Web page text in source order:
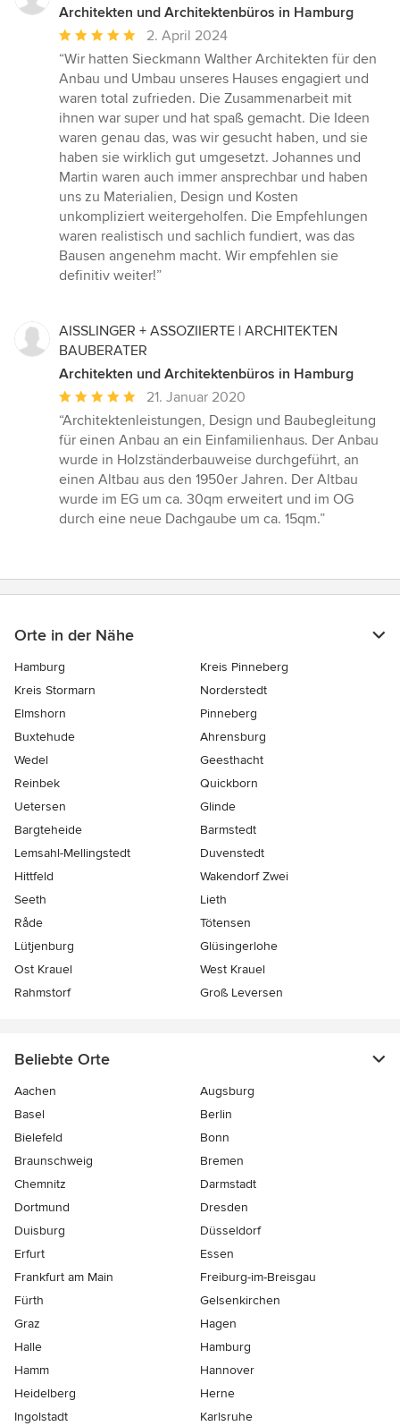
Architekten und Architektenbüros in Hamburg
Durchschnittliche
Bewertung:
5
von
5
Sternen
2. April 2024
“Wir hatten Sieckmann Walther Architekten für den
Anbau und Umbau unseres Hauses engagiert und
waren total zufrieden. Die Zusammenarbeit mit
ihnen war super und hat spaß gemacht. Die Ideen
waren genau das, was wir gesucht haben, und sie
haben sie wirklich gut umgesetzt. Johannes und
Martin waren auch immer ansprechbar und haben
uns zu Materialien, Design und Kosten
unkompliziert weitergeholfen. Die Empfehlungen
waren realistisch und sachlich fundiert, was das
Bausen angenehm macht. Wir empfehlen sie
definitiv weiter!”
AISSLINGER + ASSOZIIERTE | ARCHITEKTEN
BAUBERATER
Architekten und Architektenbüros in Hamburg
Durchschnittliche
Bewertung:
5
von
5
Sternen
21. Januar 2020
“Architektenleistungen, Design und Baubegleitung
für einen Anbau an ein Einfamilienhaus. Der Anbau
wurde in Holzständerbauweise durchgeführt, an
einen Altbau aus den 1950er Jahren. Der Altbau
wurde im EG um ca. 30qm erweitert und im OG
durch eine neue Dachgaube um ca. 15qm.”
Orte in der Nähe
Hamburg
Kreis Pinneberg
Kreis Stormarn
Norderstedt
Elmshorn
Pinneberg
Buxtehude
Ahrensburg
Wedel
Geesthacht
Reinbek
Quickborn
Uetersen
Glinde
Bargteheide
Barmstedt
Lemsahl-Mellingstedt
Duvenstedt
Hittfeld
Wakendorf Zwei
Seeth
Lieth
Råde
Tötensen
Lütjenburg
Glüsingerlohe
Ost Krauel
West Krauel
Rahmstorf
Groß Leversen
Beliebte Orte
Aachen
Augsburg
Basel
Berlin
Bielefeld
Bonn
Braunschweig
Bremen
Chemnitz
Darmstadt
Dortmund
Dresden
Duisburg
Düsseldorf
Erfurt
Essen
Frankfurt am Main
Freiburg-im-Breisgau
Fürth
Gelsenkirchen
Graz
Hagen
Halle
Hamburg
Hamm
Hannover
Heidelberg
Herne
Ingolstadt
Karlsruhe